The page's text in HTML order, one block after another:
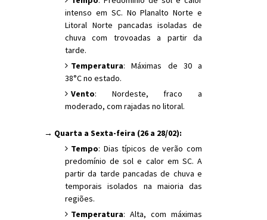
intenso em SC. No Planalto Norte e
Litoral Norte pancadas isoladas de
chuva com trovoadas a partir da
tarde.
Temperatura: Máximas de 30 a
38°C no estado.
Vento: Nordeste, fraco a
moderado, com rajadas no litoral.
→ Quarta a Sexta-feira (26 a 28/02):
Tempo: Dias típicos de verão com
predomínio de sol e calor em SC. A
partir da tarde pancadas de chuva e
temporais isolados na maioria das
regiões.
Temperatura: Alta, com máximas